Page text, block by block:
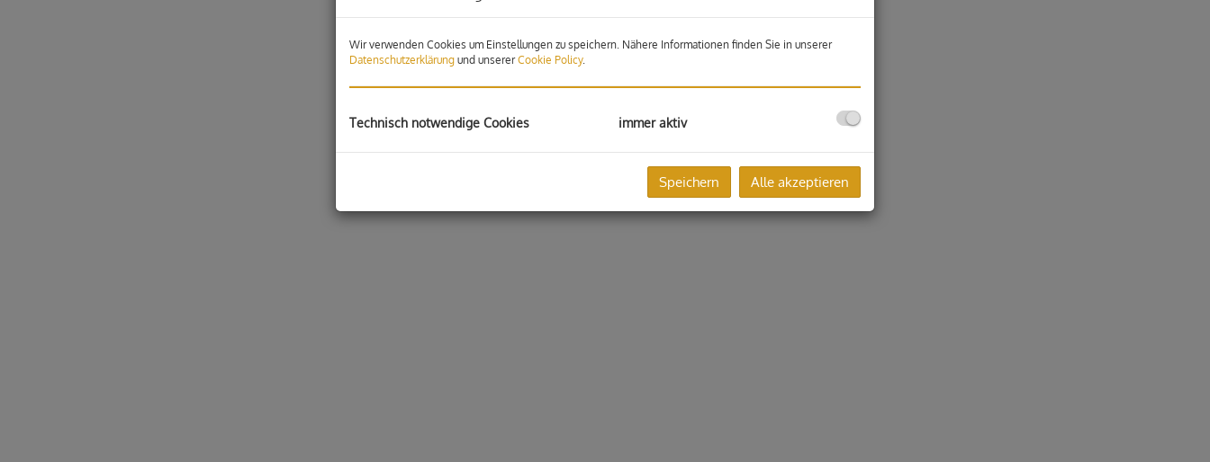
Wir verwenden Cookies um Einstellungen zu speichern. Nähere Informationen finden Sie in unserer
Datenschutzerklärung und unsererCookie Policy.
Technisch notwendige Cookies immer aktiv
Speichern Alle akzeptieren